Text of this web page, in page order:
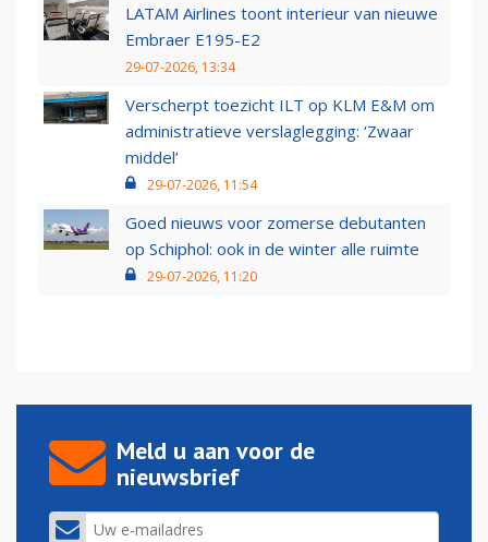
LATAM Airlines toont interieur van nieuwe
Embraer E195-E2
29-07-2026, 13:34
Verscherpt toezicht ILT op KLM E&M om
administratieve verslaglegging: ‘Zwaar
middel’
29-07-2026, 11:54
Goed nieuws voor zomerse debutanten
op Schiphol: ook in de winter alle ruimte
29-07-2026, 11:20
Meld u aan voor de
nieuwsbrief